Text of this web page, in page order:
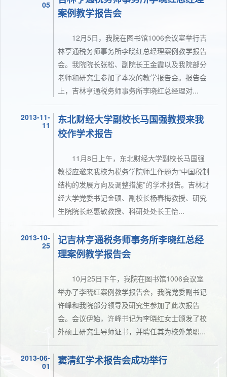
05
案例教学报告会
12月5日，我院在图书馆1006会议室举行吉
林亨通税务师事务所李晓红总经理案例教学报告
会。我院院长张松、副院长王金霞以及我院部分
老师和研究生参加了本次的教学报告会。报告会
上，吉林亨通税务师事务所李晓红总经理对...
2013-11-
11
东北财经大学副校长马国强教授来我
校作学术报告
11月8日上午，东北财经大学副校长马国强
教授应邀来我校为税务学院师生作题为“中国税制
结构的发展方向及调整措施”的学术报告。吉林财
经大学党委书记金硕、副校长杨春梅教授、研究
生院院长赵惠敏教授、科研处处长王怡...
2013-10-
25
记吉林亨通税务师事务所李晓红总经
理案例教学报告会
10月25日下午，我院在图书馆1006会议室
举办了李晓红案例教学报告会，我院党委副书记
许峰和我院部分领导及研究生参加了此次报告
会。会议伊始，许峰书记为李晓红女士颁发了校
外硕士研究生导师证书，并聘任其为校外兼职...
2013-06-
01
窦清红学术报告会成功举行